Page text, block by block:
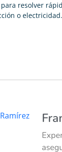
para resolver
o electricidad.